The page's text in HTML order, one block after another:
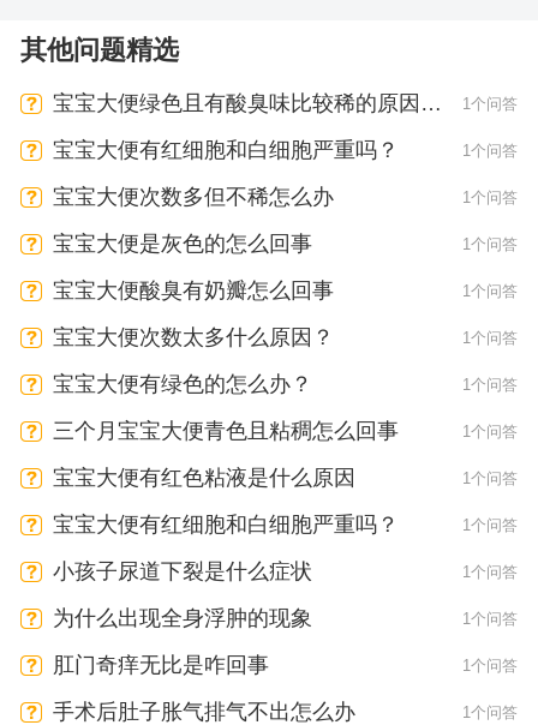
其他问题精选
宝宝大便绿色且有酸臭味比较稀的原因是
什么
1个问答
宝宝大便有红细胞和白细胞严重吗？ 1个问答
宝宝大便次数多但不稀怎么办 1个问答
宝宝大便是灰色的怎么回事 1个问答
宝宝大便酸臭有奶瓣怎么回事 1个问答
宝宝大便次数太多什么原因？ 1个问答
宝宝大便有绿色的怎么办？ 1个问答
三个月宝宝大便青色且粘稠怎么回事 1个问答
宝宝大便有红色粘液是什么原因 1个问答
宝宝大便有红细胞和白细胞严重吗？ 1个问答
小孩子尿道下裂是什么症状 1个问答
为什么出现全身浮肿的现象 1个问答
肛门奇痒无比是咋回事 1个问答
手术后肚子胀气排气不出怎么办 1个问答